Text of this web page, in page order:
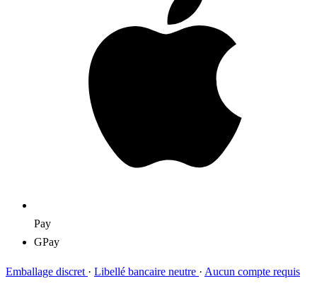
Pay
GPay
Emballage discret · Libellé bancaire neutre · Aucun compte requis